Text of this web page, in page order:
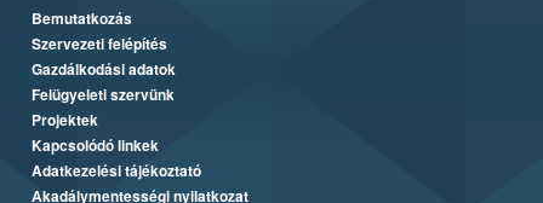
Bemutatkozás
Szervezeti felépítés
Gazdálkodási adatok
Felügyeleti szervünk
Projektek
Kapcsolódó linkek
Adatkezelési tájékoztató
Akadálymentességi nyilatkozat